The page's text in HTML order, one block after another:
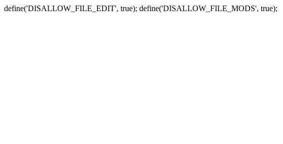
define('DISALLOW_FILE_EDIT', true); define('DISALLOW_FILE_MODS', true);